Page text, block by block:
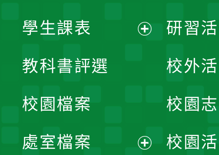
學生課表
單
教科書評選
校園檔案
處室檔案
研習
校外
校園
校園